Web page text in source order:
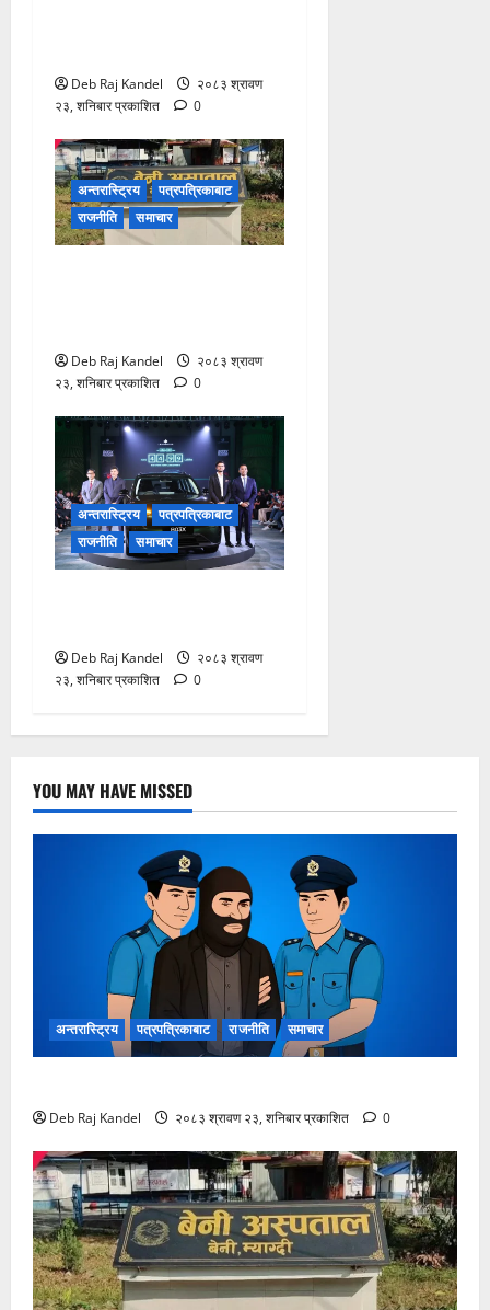
Deb Raj Kandel
२०८३ श्रावण
२३, शनिबार प्रकाशित
0
अन्तरास्ट्रिय
पत्रपत्रिकाबाट
राजनीति
समाचार
Deb Raj Kandel
२०८३ श्रावण
२३, शनिबार प्रकाशित
0
अन्तरास्ट्रिय
पत्रपत्रिकाबाट
राजनीति
समाचार
Deb Raj Kandel
२०८३ श्रावण
२३, शनिबार प्रकाशित
0
YOU MAY HAVE MISSED
अन्तरास्ट्रिय पत्रपत्रिकाबाट राजनीति समाचार
Deb Raj Kandel २०८३ श्रावण २३, शनिबार प्रकाशित 0